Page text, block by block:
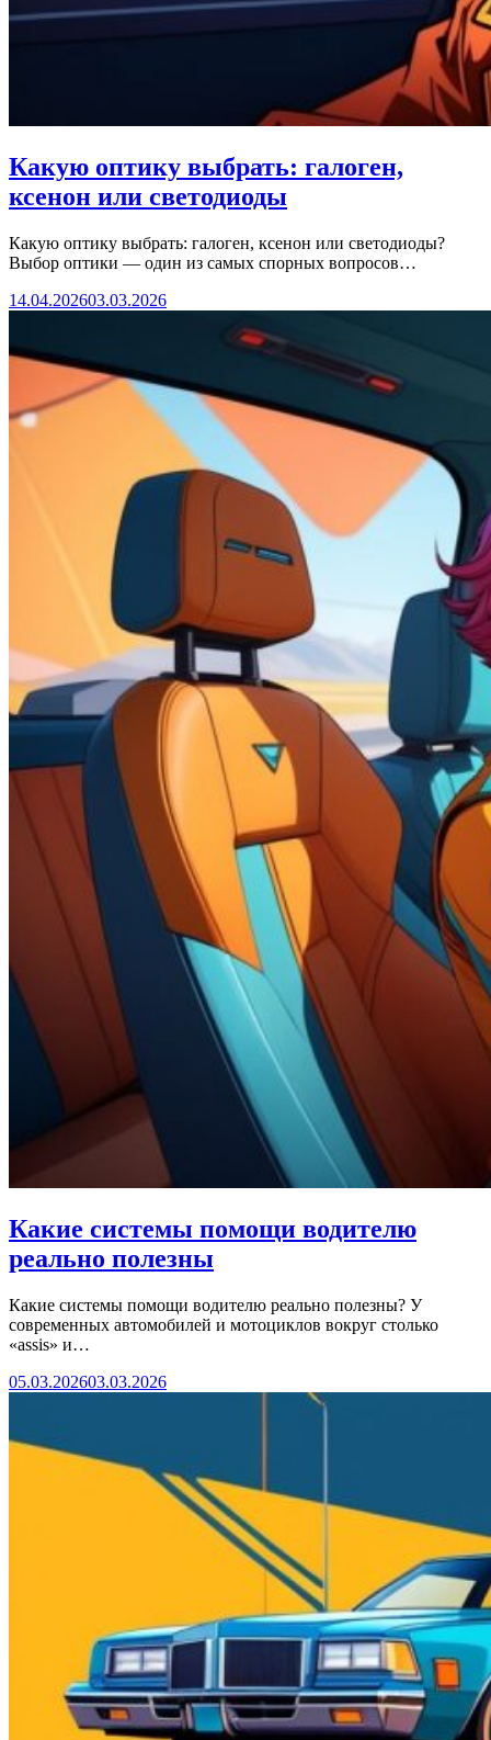
Какую оптику выбрать: галоген,
ксенон или светодиоды
Какую оптику выбрать: галоген, ксенон или светодиоды?
Выбор оптики — один из самых спорных вопросов…
14.04.202603.03.2026
Какие системы помощи водителю
реально полезны
Какие системы помощи водителю реально полезны? У
современных автомобилей и мотоциклов вокруг столько
«assis» и…
05.03.202603.03.2026